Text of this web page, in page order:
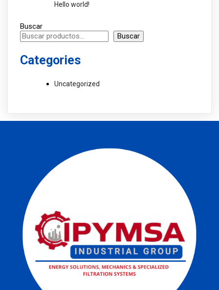
Hello world!
Buscar
Buscar
Categories
Uncategorized